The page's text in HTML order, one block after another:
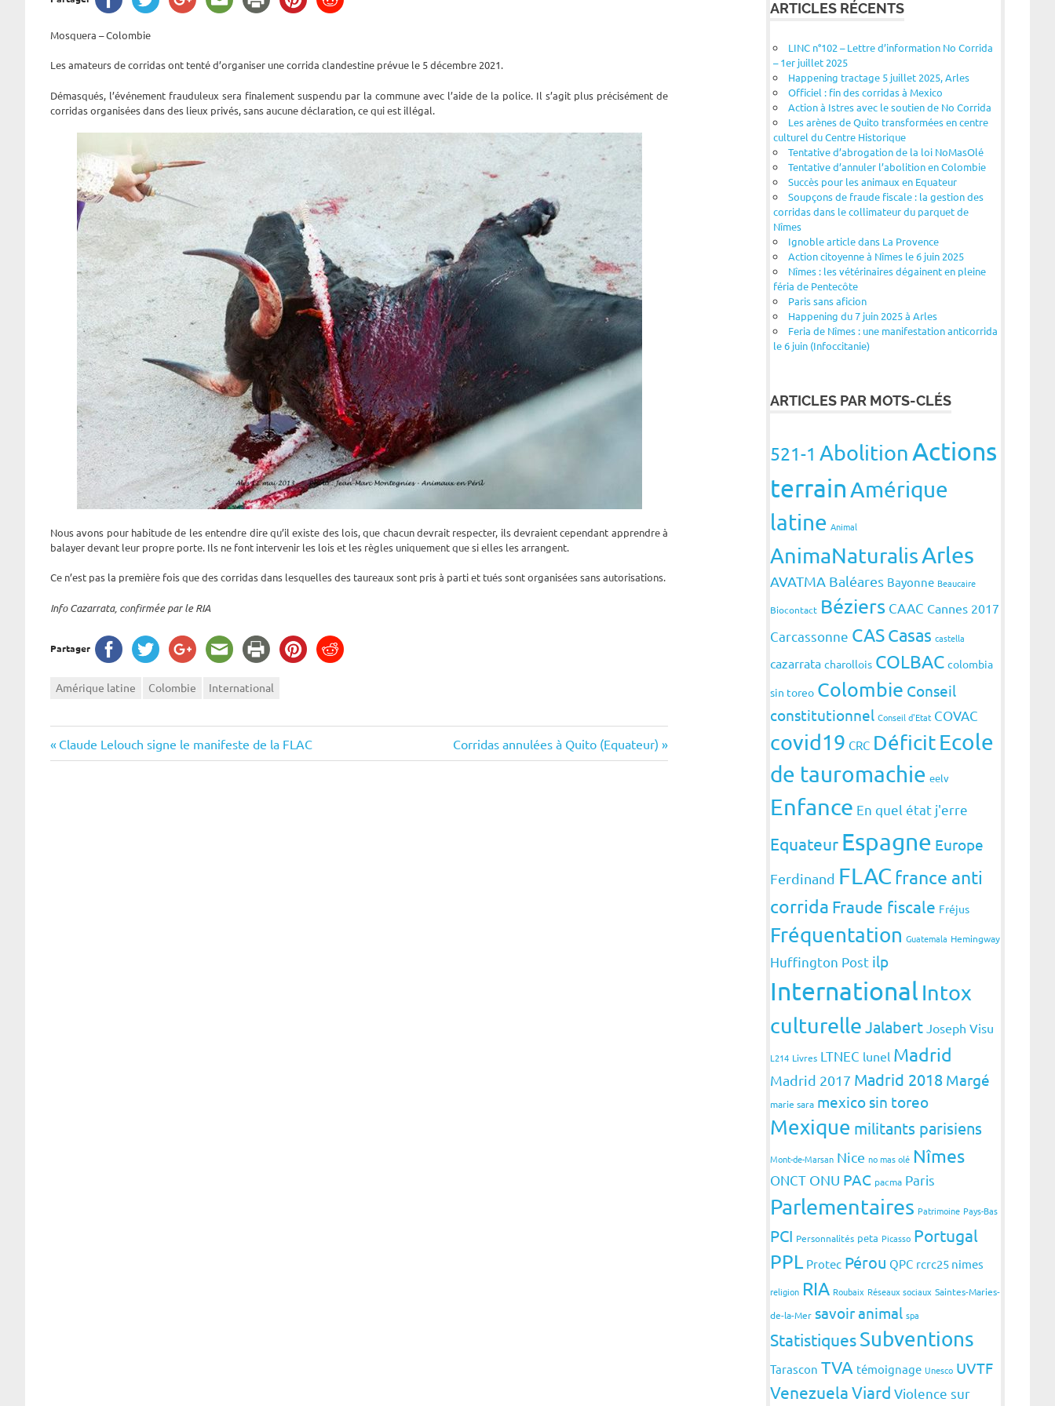
Mosquera – Colombie
Les amateurs de corridas ont tenté d’organiser une corrida clandestine prévue le 5 décembre 2021.
Démasqués, l’événement frauduleux sera finalement suspendu par la commune avec l’aide de la police. Il s’agit plus précisément de
corridas organisées dans des lieux privés, sans aucune déclaration, ce qui est illégal.
Nous avons pour habitude de les entendre dire qu’il existe des lois, que chacun devrait respecter, ils devraient cependant apprendre à
balayer devant leur propre porte. Ils ne font intervenir les lois et les règles uniquement que si elles les arrangent.
Ce n’est pas la première fois que des corridas dans lesquelles des taureaux sont pris à parti et tués sont organisées sans autorisations.
Info Cazarrata, confirmée par le RIA
Partager
Amérique latine Colombie International
Navigation
Previous
Post:
Claude Lelouch signe le manifeste de la FLAC
Next
Post:
Corridas annulées à Quito (Equateur)
ARTICLES RÉCENTS
LINC n°102 – Lettre d’information No Corrida
– 1er juillet 2025
Happening tractage 5 juillet 2025, Arles
Officiel : fin des corridas à Mexico
Action à Istres avec le soutien de No Corrida
Les arènes de Quito transformées en centre
culturel du Centre Historique
Tentative d’abrogation de la loi NoMasOlé
Tentative d’annuler l’abolition en Colombie
Succès pour les animaux en Equateur
Soupçons de fraude fiscale : la gestion des
corridas dans le collimateur du parquet de
Nîmes
Ignoble article dans La Provence
Action citoyenne à Nîmes le 6 juin 2025
Nîmes : les vétérinaires dégainent en pleine
féria de Pentecôte
Paris sans aficion
Happening du 7 juin 2025 à Arles
Feria de Nîmes : une manifestation anticorrida
le 6 juin (Infoccitanie)
ARTICLES PAR MOTS-CLÉS
521-1 AbolitionActions
terrainAmérique
latine Animal
AnimaNaturalisArles
AVATMA Baléares Bayonne Beaucaire
Biocontact Béziers CAAC Cannes 2017
Carcassonne CASCasas castella
cazarrata charollois COLBAC colombia
sin toreo Colombie Conseil
constitutionnel Conseil d'Etat COVAC
covid19 CRC DéficitEcole
de tauromachie eelv
Enfance En quel état j'erre
Equateur Espagne Europe
Ferdinand FLAC france anti
corrida Fraude fiscale Fréjus
Fréquentation Guatemala Hemingway
Huffington Post ilp
International Intox
culturelle Jalabert Joseph Visu
L214 Livres LTNEC lunel Madrid
Madrid 2017 Madrid 2018 Margé
marie sara mexico sin toreo
Mexique militants parisiens
Mont-de-Marsan Nice no mas olé Nîmes
ONCT ONU PAC pacma Paris
Parlementaires Patrimoine Pays-Bas
PCI Personnalités peta Picasso Portugal
PPL Protec Pérou QPC rcrc25 nimes
religion RIA Roubaix Réseaux sociaux Saintes-Maries-
de-la-Mer savoir animal spa
StatistiquesSubventions
Tarascon TVA témoignage Unesco UVTF
VenezuelaViard Violence sur